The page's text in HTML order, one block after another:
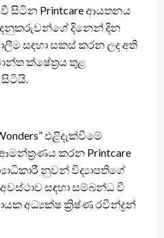
සිටින Printcare ආයතනය
දිනෙන් දින
සඳහා සකස් කරන ලද අති
ක්ෂේත්‍රය තුළ
එළිදැක්වීමේ
කරන Printcare
නුවන් විද්‍යාපතිගේ
අවස්ථාව සඳහා සම්බන්ධ වී
අධ්‍යක්ෂ ක්‍රිෂ්ණ රවීන්ද්‍රන්